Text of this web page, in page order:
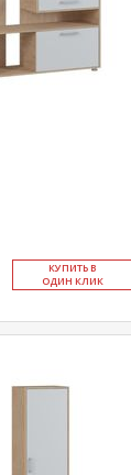
КУ­ПИТЬ В
ОДИН КЛИК